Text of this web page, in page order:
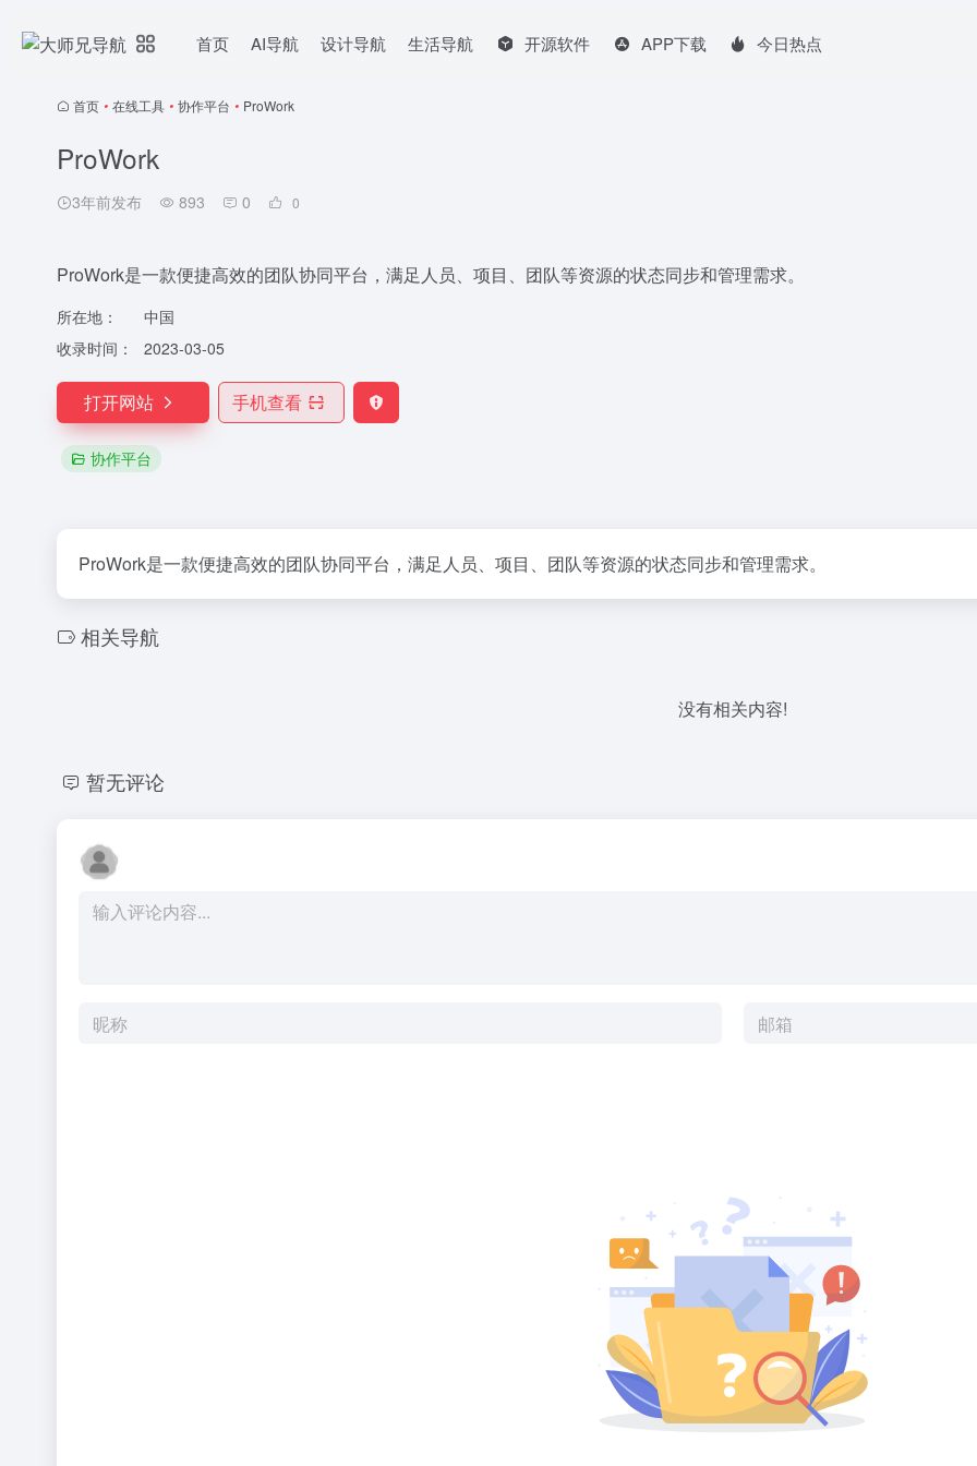
首页 AI导航 设计导航 生活导航 开源软件 APP下载 今日热点
首页 • 在线工具 • 协作平台 • ProWork
ProWork
3年前发布 893 0 0
ProWork是一款便捷高效的团队协同平台，满足人员、项目、团队等资源的状态同步和管理需求。
所在地：
中国
收录时间：
2023-03-05
打开网站 手机查看
协作平台
ProWork是一款便捷高效的团队协同平台，满足人员、项目、团队等资源的状态同步和管理需求。
相关导航
没有相关内容!
暂无评论